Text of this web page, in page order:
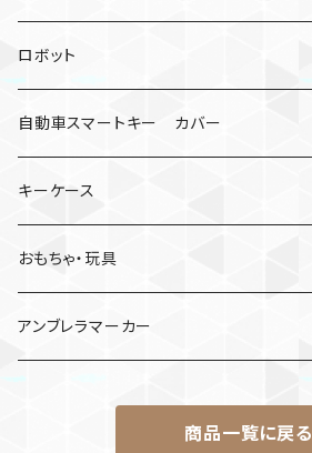
サソリ
クモ
ロボット
自動車スマートキー カバー
日産
キーケース
MDF材
おもちゃ・玩具
けん玉
アンブレラマーカー
商品一覧に戻る